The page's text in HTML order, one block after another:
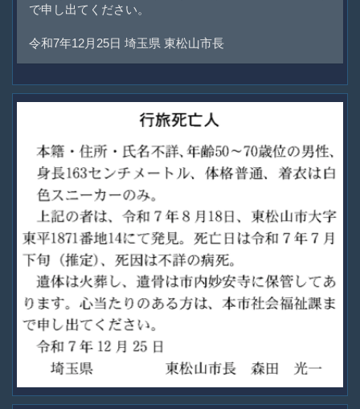
で申し出てください。
令和7年12月25日 埼玉県 東松山市長